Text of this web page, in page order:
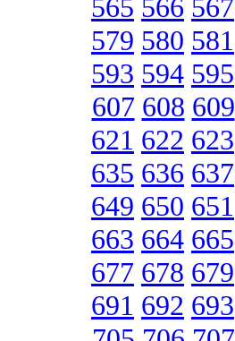
565 566 567
579 580 581
593 594 595
607 608 609
621 622 623
635 636 637
649 650 651
663 664 665
677 678 679
691 692 693